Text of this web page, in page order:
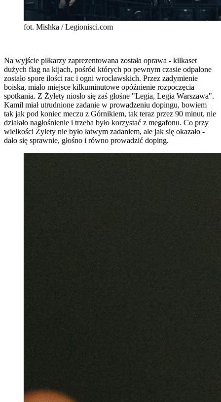
fot. Mishka / Legionisci.com
Na wyjście piłkarzy zaprezentowana została oprawa - kilkaset
dużych flag na kijach, pośród których po pewnym czasie odpalone
zostało spore ilości rac i ogni wrocławskich. Przez zadymienie
boiska, miało miejsce kilkuminutowe opóźnienie rozpoczęcia
spotkania. Z Żylety niosło się zaś głośne "Legia, Legia Warszawa".
Kamil miał utrudnione zadanie w prowadzeniu dopingu, bowiem
tak jak pod koniec meczu z Górnikiem, tak teraz przez 90 minut, nie
działało nagłośnienie i trzeba było korzystać z megafonu. Co przy
wielkości Żylety nie było łatwym zadaniem, ale jak się okazało -
dało się sprawnie, głośno i równo prowadzić doping.